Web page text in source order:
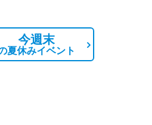
今週末
夏休みイベント